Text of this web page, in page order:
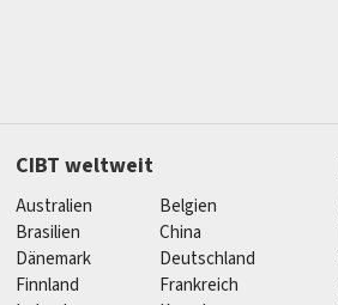
CIBT weltweit
Australien
Belgien
Brasilien
China
Dänemark
Deutschland
Finnland
Frankreich